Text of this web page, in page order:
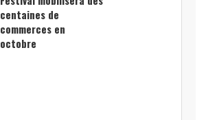
centaines de
commerces en
octobre